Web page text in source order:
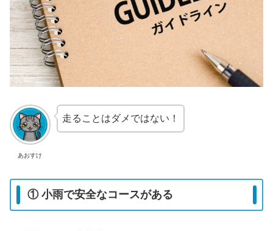
あおすけ
走ることはダメではない！
① 小雨で安全なコースがある